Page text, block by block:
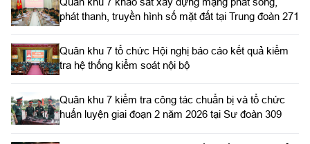
phát thanh, truyền hình số mặt đất tại Trung đoàn 271
Quân khu 7 tổ chức Hội nghị báo cáo kết quả kiểm
tra hệ thống kiểm soát nội bộ
Quân khu 7 kiểm tra công tác chuẩn bị và tổ chức
huấn luyện giai đoạn 2 năm 2026 tại Sư đoàn 309